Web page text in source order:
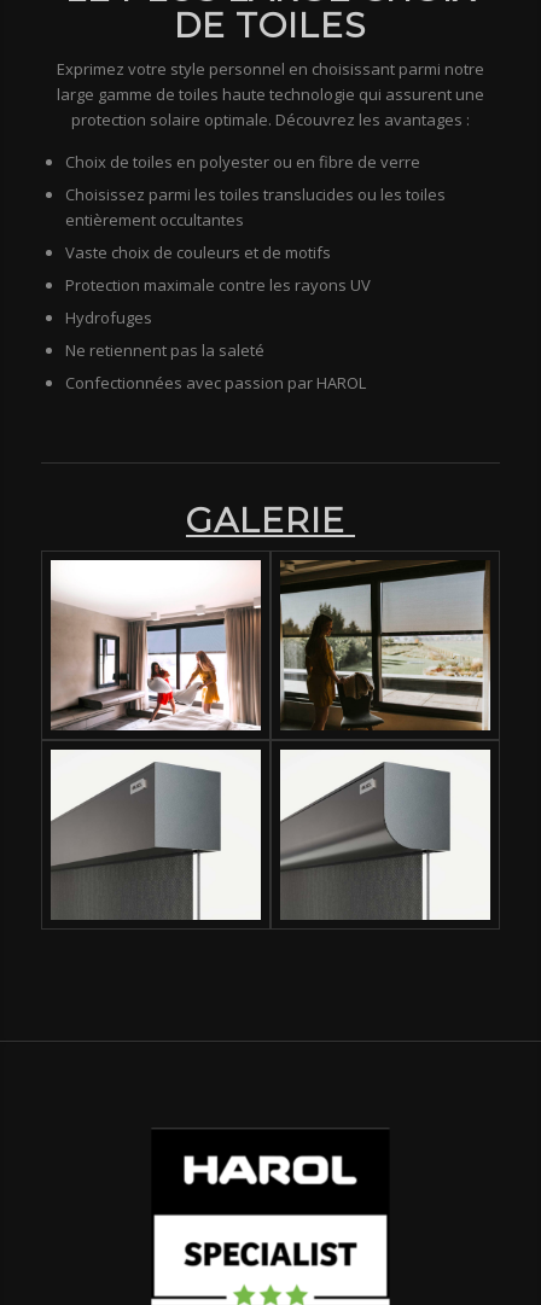
DE TOILES
Exprimez votre style personnel en choisissant parmi notre
large gamme de toiles haute technologie qui assurent une
protection solaire optimale. Découvrez les avantages :
Choix de toiles en polyester ou en fibre de verre
Choisissez parmi les toiles translucides ou les toiles
entièrement occultantes
Vaste choix de couleurs et de motifs
Protection maximale contre les rayons UV
Hydrofuges
Ne retiennent pas la saleté
Confectionnées avec passion par HAROL
GALERIE